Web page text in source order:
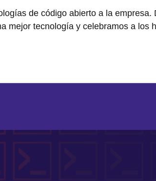
de código abierto a la
mejor tecnología y celebramos a